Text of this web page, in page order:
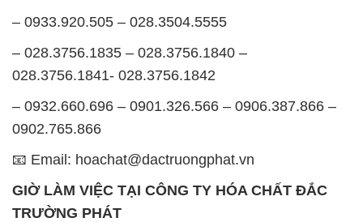
– 0933.920.505 – 028.3504.5555
– 028.3756.1835 – 028.3756.1840 –
028.3756.1841- 028.3756.1842
– 0932.660.696 – 0901.326.566 – 0906.387.866 –
0902.765.866
📧 Email: hoachat@dactruongphat.vn
GIỜ LÀM VIỆC TẠI CÔNG TY HÓA CHẤT ĐẮC
TRƯỜNG PHÁT